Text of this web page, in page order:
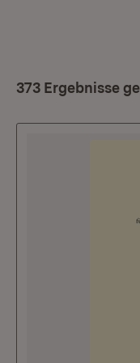
373 Ergebnisse